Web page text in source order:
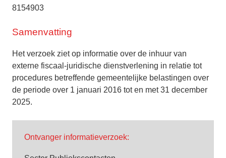
8154903
Samenvatting
Het verzoek ziet op informatie over de inhuur van
externe fiscaal-juridische dienstverlening in relatie tot
procedures betreffende gemeentelijke belastingen over
de periode over 1 januari 2016 tot en met 31 december
2025.
Ontvanger informatieverzoek: